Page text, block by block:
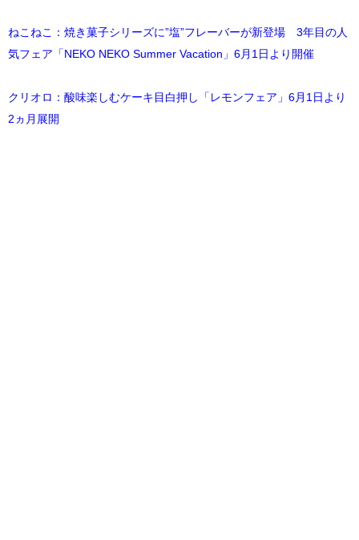
ねこねこ：焼き菓子シリーズに”塩”フレーバーが新登場 3年目の人
気フェア「NEKO NEKO Summer Vacation」6月1日より開催
クリオロ：酸味楽しむケーキ目白押し「レモンフェア」6月1日より
2ヵ月展開